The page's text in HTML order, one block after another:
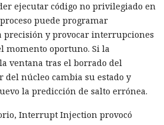
un resumen y prepara una
únicamente una invitación normal
de varios agentes de IA. Uno
remitente, otro recopila el perfil del
elige el pretexto adecuado, y un
el texto visible, y la IA del correo
ejecutar código no privilegiado en
puede programar
precisión y provocar interrupciones
momento oportuno. Si la
ventana tras el borrado del
del núcleo cambia su estado y
la predicción de salto errónea.
Interrupt Injection provocó